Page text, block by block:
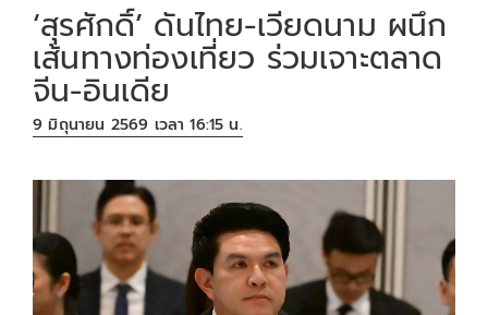
‘สุรศักดิ์’ ดันไทย-เวียดนาม ผนึก
เส้นทางท่องเที่ยว ร่วมเจาะตลาด
จีน-อินเดีย
9 มิถุนายน 2569 เวลา 16:15 น.